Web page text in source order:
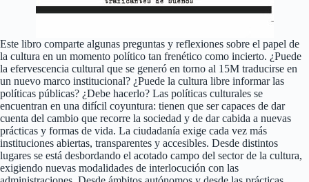
Este libro comparte algunas preguntas y reflexiones sobre el papel de
la cultura en un momento político tan frenético como incierto. ¿Puede
la efervescencia cultural que se generó en torno al 15M traducirse en
un nuevo marco institucional? ¿Puede la cultura libre informar las
políticas públicas? ¿Debe hacerlo? Las políticas culturales se
encuentran en una difícil coyuntura: tienen que ser capaces de dar
cuenta del cambio que recorre la sociedad y de dar cabida a nuevas
prácticas y formas de vida. La ciudadanía exige cada vez más
instituciones abiertas, transparentes y accesibles. Desde distintos
lugares se está desbordando el acotado campo del sector de la cultura,
exigiendo nuevas modalidades de interlocución con las